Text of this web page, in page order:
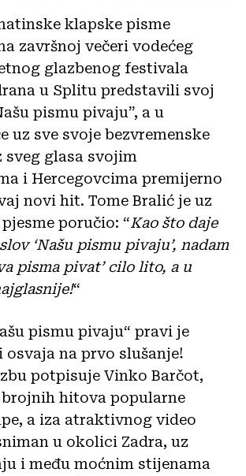
klapske pisme
završnoj večeri vodećeg
glazbenog festivala
u Splitu predstavili svoj
pismu pivaju”, a u
uz sve svoje bezvremenske
sveg glasa svojim
i Hercegovcima premijerno
novi hit. Tome Bralić je uz
poručio: “Kao što daje
‘Našu pismu pivaju’, nadam
pisma pivat’ cilo lito, a u
“
pismu pivaju“ pravi je
na prvo slušanje!
potpisuje Vinko Barčot,
hitova popularne
a iza atraktivnog video
u okolici Zadra, uz
i među moćnim stijenama